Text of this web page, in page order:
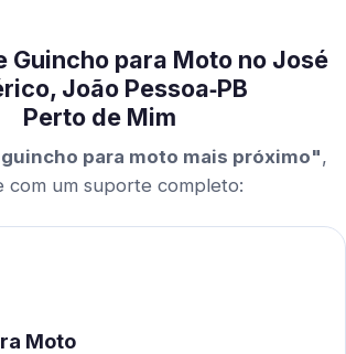
Guincho para Moto no José
João Pessoa‑PB
Perto de Mim
para moto mais próximo",
com um suporte completo:
Moto